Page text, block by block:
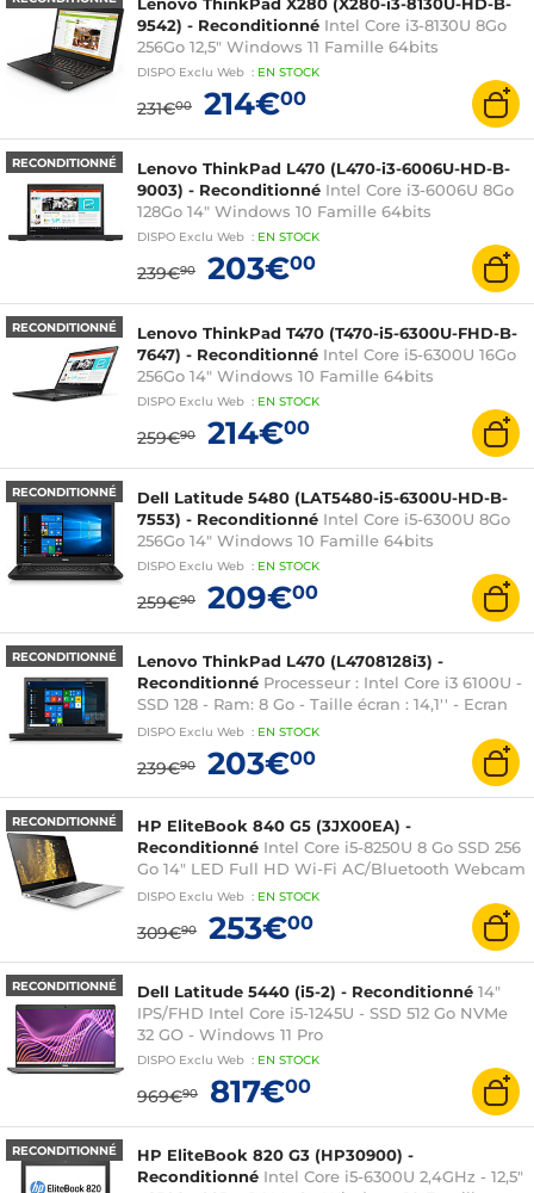
9542) - Reconditionné Intel Core i3-8130U 8Go
256Go 12,5" Windows 11 Famille 64bits
DISPO Exclu Web : EN STOCK
231€00 214€00
RECONDITIONNÉ
Lenovo ThinkPad L470 (L470-i3-6006U-HD-B-
9003) - Reconditionné Intel Core i3-6006U 8Go
128Go 14" Windows 10 Famille 64bits
DISPO Exclu Web : EN STOCK
239€90 203€00
RECONDITIONNÉ
Lenovo ThinkPad T470 (T470-i5-6300U-FHD-B-
7647) - Reconditionné Intel Core i5-6300U 16Go
256Go 14" Windows 10 Famille 64bits
DISPO Exclu Web : EN STOCK
259€90 214€00
RECONDITIONNÉ
Dell Latitude 5480 (LAT5480-i5-6300U-HD-B-
7553) - Reconditionné Intel Core i5-6300U 8Go
256Go 14" Windows 10 Famille 64bits
DISPO Exclu Web : EN STOCK
259€90 209€00
RECONDITIONNÉ
Lenovo ThinkPad L470 (L4708128i3) -
Reconditionné Processeur : Intel Core i3 6100U -
SSD 128 - Ram: 8 Go - Taille écran : 14,1'' - Ecran
tactile : non - Webcam : oui - Système
d'exploitation : Windows 10 - AZERTY
DISPO Exclu Web : EN STOCK
239€90 203€00
RECONDITIONNÉ
HP EliteBook 840 G5 (3JX00EA) -
Reconditionné Intel Core i5-8250U 8 Go SSD 256
Go 14" LED Full HD Wi-Fi AC/Bluetooth Webcam
Windows 10 Professionnel 64 bits
DISPO Exclu Web : EN STOCK
309€90 253€00
RECONDITIONNÉ Dell Latitude 5440 (i5-2) - Reconditionné 14"
IPS/FHD Intel Core i5-1245U - SSD 512 Go NVMe
32 GO - Windows 11 Pro
DISPO Exclu Web : EN STOCK
969€90 817€00
RECONDITIONNÉ
HP EliteBook 820 G3 (HP30900) -
Reconditionné Intel Core i5-6300U 2,4GHz - 12,5"